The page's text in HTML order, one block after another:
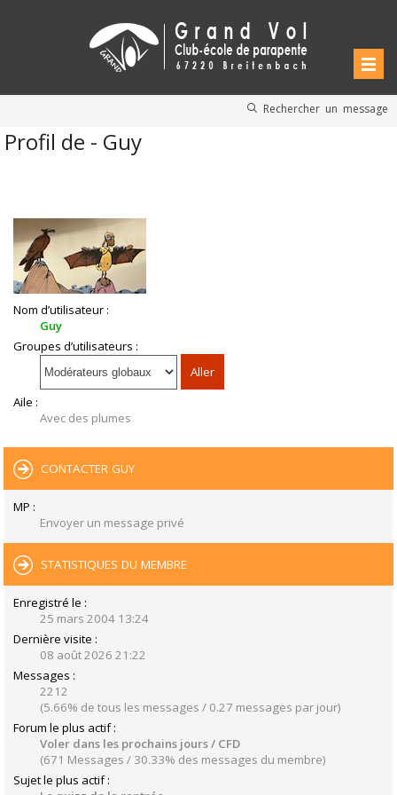
Rechercher un message
Profil de - Guy
Nom d’utilisateur :
Guy
Groupes d’utilisateurs :
Aile :
Avec des plumes
CONTACTER GUY
MP :
Envoyer un message privé
STATISTIQUES DU MEMBRE
Enregistré le :
25 mars 2004 13:24
Dernière visite :
08 août 2026 21:22
Messages :
2212
(5.66% de tous les messages / 0.27 messages par jour)
Forum le plus actif :
Voler dans les prochains jours / CFD
(671 Messages / 30.33% des messages du membre)
Sujet le plus actif :